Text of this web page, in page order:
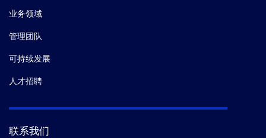
业务领域
管理团队
可持续发展
人才招聘
联系我们